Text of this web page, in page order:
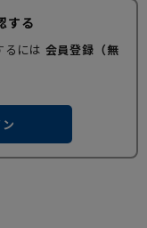
する
るには 会員登録（無